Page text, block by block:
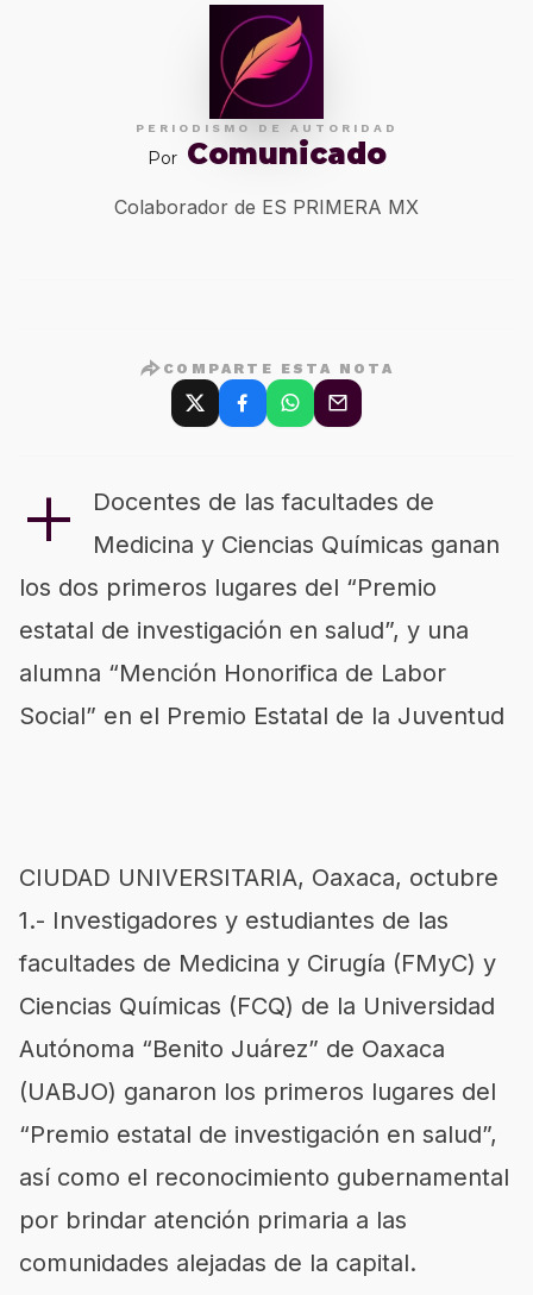
PERIODISMO DE AUTORIDAD
Por Comunicado
Colaborador de ES PRIMERA MX
COMPARTE ESTA NOTA
+
Docentes de las facultades de
Medicina y Ciencias Químicas ganan
los dos primeros lugares del “Premio
estatal de investigación en salud”, y una
alumna “Mención Honorifica de Labor
Social” en el Premio Estatal de la Juventud
CIUDAD UNIVERSITARIA, Oaxaca, octubre
1.- Investigadores y estudiantes de las
facultades de Medicina y Cirugía (FMyC) y
Ciencias Químicas (FCQ) de la Universidad
Autónoma “Benito Juárez” de Oaxaca
(UABJO) ganaron los primeros lugares del
“Premio estatal de investigación en salud”,
así como el reconocimiento gubernamental
por brindar atención primaria a las
comunidades alejadas de la capital.